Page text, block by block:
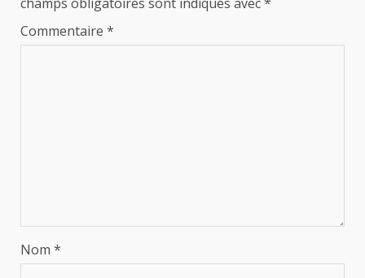
Commentaire *
Nom *